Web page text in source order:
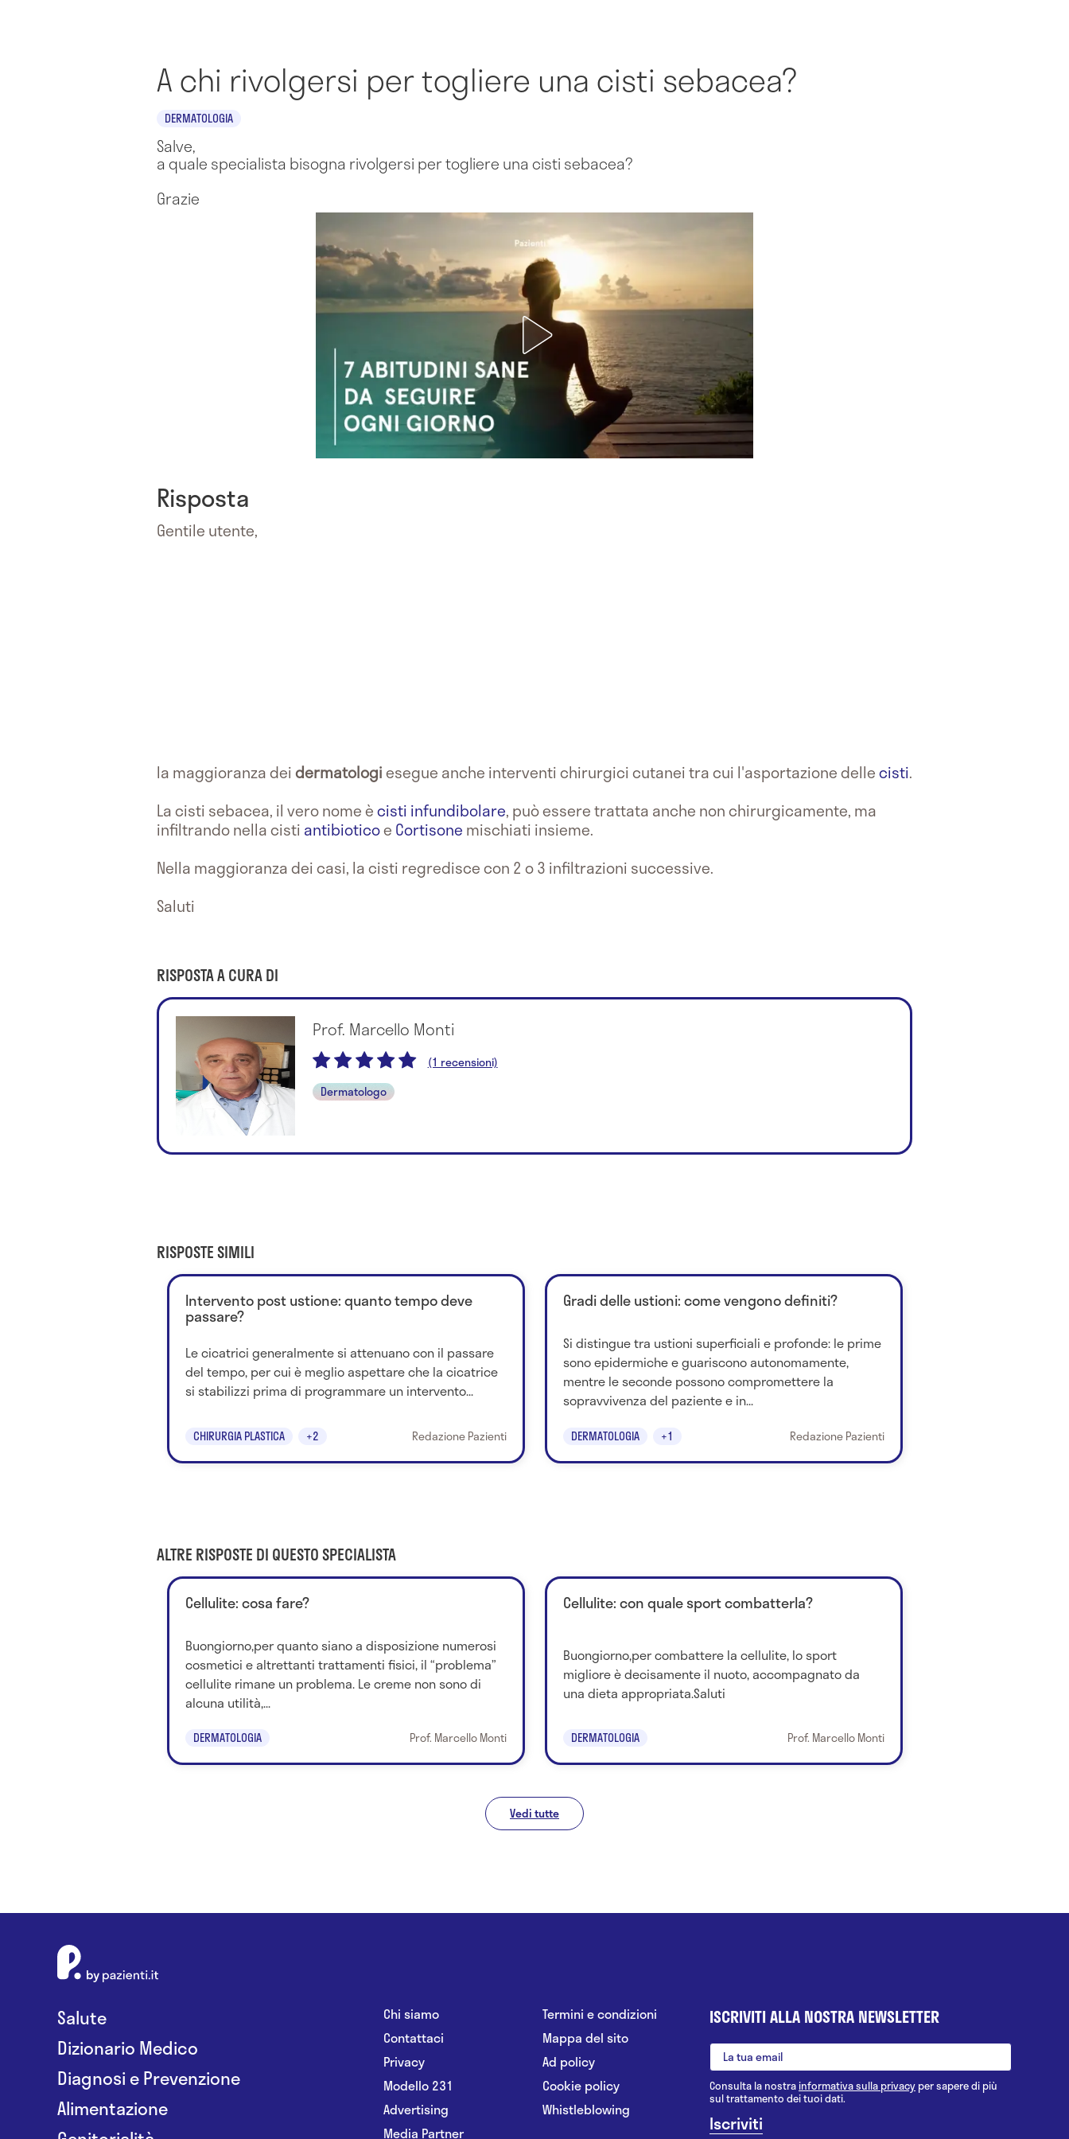
A chi rivolgersi per togliere una cisti sebacea?
DERMATOLOGIA
Salve,
a quale specialista bisogna rivolgersi per togliere una cisti sebacea?
Grazie
Risposta
Gentile utente,
la maggioranza deidermatologiesegue anche interventi chirurgici cutanei tra cui l'asportazione dellecisti.
La cisti sebacea, il vero nome ècisti infundibolare, può essere trattata anche non chirurgicamente, ma
infiltrando nella cisti antibioticoe Cortisone mischiati insieme.
Nella maggioranza dei casi, la cisti regredisce con 2 o 3 infiltrazioni successive.
Saluti
RISPOSTA A CURA DI
Prof. Marcello Monti
(1 recensioni)
Dermatologo
RISPOSTE SIMILI
Intervento post ustione: quanto tempo deve
passare?
Le cicatrici generalmente si attenuano con il passare
del tempo, per cui è meglio aspettare che la cicatrice
si stabilizzi prima di programmare un intervento...
CHIRURGIA PLASTICA +2 Redazione Pazienti
Gradi delle ustioni: come vengono definiti?
Si distingue tra ustioni superficiali e profonde: le prime
sono epidermiche e guariscono autonomamente,
mentre le seconde possono compromettere la
sopravvivenza del paziente e in...
DERMATOLOGIA +1 Redazione Pazienti
ALTRE RISPOSTE DI QUESTO SPECIALISTA
Cellulite: cosa fare?
Buongiorno,per quanto siano a disposizione numerosi
cosmetici e altrettanti trattamenti fisici, il “problema”
cellulite rimane un problema. Le creme non sono di
alcuna utilità,...
DERMATOLOGIA Prof. Marcello Monti
Cellulite: con quale sport combatterla?
Buongiorno,per combattere la cellulite, lo sport
migliore è decisamente il nuoto, accompagnato da
una dieta appropriata.Saluti
DERMATOLOGIA Prof. Marcello Monti
Vedi tutte
Salute
Dizionario Medico
Diagnosi e Prevenzione
Alimentazione
Chi siamo
Contattaci
Privacy
Modello 231
Advertising
Media Partner
Termini e condizioni
Mappa del sito
Ad policy
Cookie policy
Whistleblowing
ISCRIVITI ALLA NOSTRA NEWSLETTER
Consulta la nostrainformativa sulla privacy per sapere di più
sul trattamento dei tuoi dati.